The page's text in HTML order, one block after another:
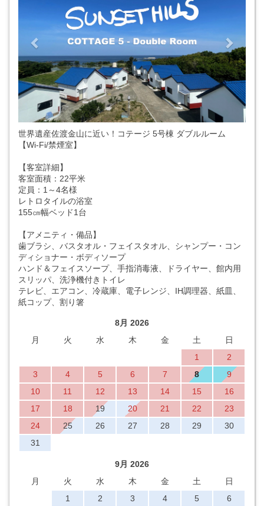
世界遺産佐渡金山に近い！コテージ 5号棟 ダブルルーム
【Wi-Fi/禁煙室】
【客室詳細】
客室面積：22平米
定員：1～4名様
レトロタイルの浴室
155㎝幅ベッド1台
【アメニティ・備品】
歯ブラシ、バスタオル・フェイスタオル、シャンプー・コン
ディショナー・ボディソープ
ハンド＆フェイスソープ、手指消毒液、ドライヤー、館内用
スリッパ、洗浄機付きトイレ
テレビ、エアコン、冷蔵庫、電子レンジ、IH調理器、紙皿、
紙コップ、割り箸
8月 2026
月
火 水 木 金 土
日
1
2
3
4 5 6 7 8
9
10
11 12 13 14 15
16
17
18 19 20 21 22
23
24
25 26 27 28 29
30
31
9月 2026
月
火 水 木 金 土
日
1
2 3 4 5
6